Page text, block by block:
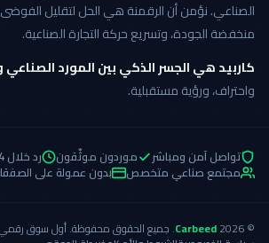
الصناعي. نؤمن أن الرقمنة هي الحل لتقليل
منخفضة الجودة، وتسريع حركة التجارة الصناعية.
كاربيد هي الجسر الذكي بين المورد
واحتراف، ورؤية مستقبلية.
تواصل آمن ومباشر موردون موثّقون رد خلال 24 ساعة
مجتمع صناعي متخصص بدون عمولة على
© 2026
Carbeed. جميع الحقوق محفوظة. أول سوق